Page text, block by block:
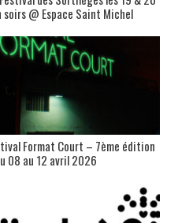
soirs @ Espace Saint Michel
Format Court – 7ème édition
08 au 12 avril 2026